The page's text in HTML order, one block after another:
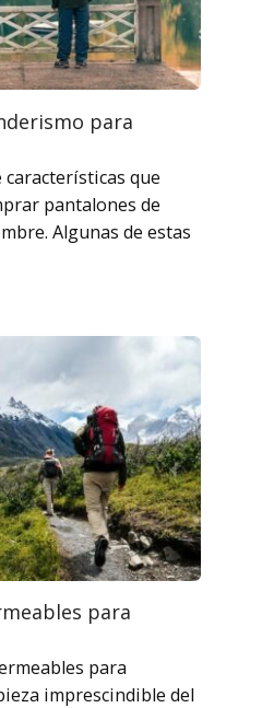
para
características que
pantalones de
Algunas de estas
para
para
imprescindible del